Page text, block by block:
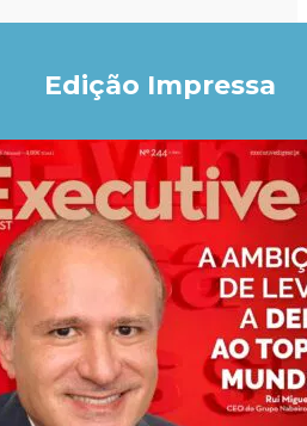
Edição Impressa